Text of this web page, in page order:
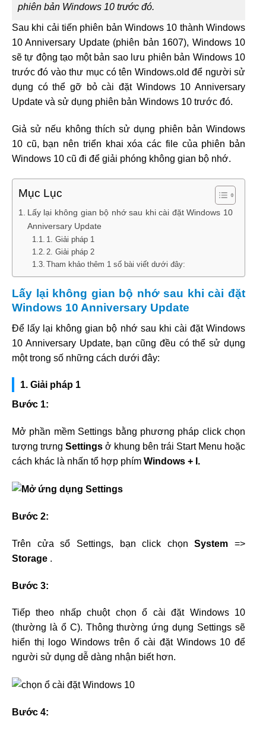
phiên bản Windows 10 trước đó.
Sau khi cải tiến phiên bản Windows 10 thành Windows
10 Anniversary Update (phiên bản 1607), Windows 10
sẽ tự động tạo một bản sao lưu phiên bản Windows 10
trước đó vào thư mục có tên Windows.old để người sử
dụng có thể gỡ bỏ cài đặt Windows 10 Anniversary
Update và sử dụng phiên bản Windows 10 trước đó.
Giả sử nếu không thích sử dụng phiên bản Windows
10 cũ, bạn nên triển khai xóa các file của phiên bản
Windows 10 cũ đi để giải phóng không gian bộ nhớ.
Mục Lục
Lấy lại không gian bộ nhớ sau khi cài đặt Windows 10
Anniversary Update
1. Giải pháp 1
2. Giải pháp 2
Tham khảo thêm 1 số bài viết dưới đây:
Lấy lại không gian bộ nhớ sau khi cài đặt
Windows 10 Anniversary Update
Để lấy lại không gian bộ nhớ sau khi cài đặt Windows
10 Anniversary Update, bạn cũng đều có thể sử dụng
một trong số những cách dưới đây:
1. Giải pháp 1
Bước 1:
Mở phần mềm Settings bằng phương pháp click chọn
tượng trưng Settings ở khung bên trái Start Menu hoặc
cách khác là nhấn tổ hợp phím Windows + I.
Bước 2:
Trên cửa sổ Settings, bạn click chọnSystem =>
Storage .
Bước 3:
Tiếp theo nhấp chuột chọn ổ cài đặt Windows 10
(thường là ổ C). Thông thường ứng dụng Settings sẽ
hiển thị logo Windows trên ổ cài đặt Windows 10 để
người sử dụng dễ dàng nhận biết hơn.
Bước 4: